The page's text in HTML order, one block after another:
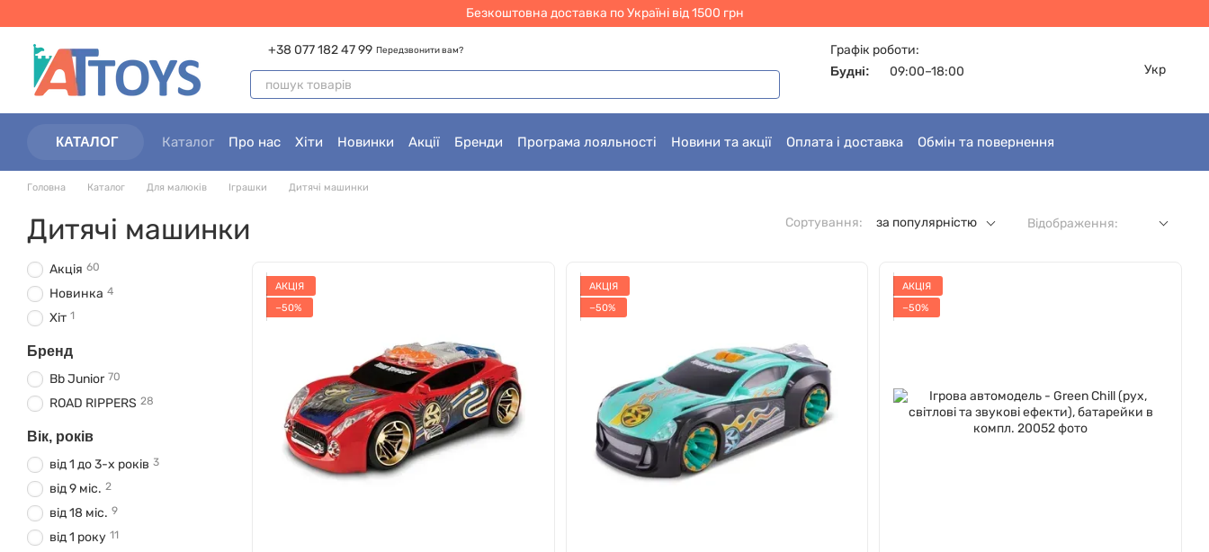
Безкоштовна доставка по Україні від 1500 грн
+38 077 182 47 99 Передзвонити вам? Графік роботи:
Будні: 09:00–18:00 Укр
КАТАЛОГ Каталог Про нас Хіти Новинки Акції Бренди Програма лояльності Новини та акції Оплата і доставка
Обмін та повернення
Головна Каталог Для малюків Іграшки Дитячі машинки
Дитячі машинки Сортування: за популярністю Відображення:
АКЦІЯ
−50%
АКЦІЯ
−50%
АКЦІЯ
−50%
Акція 60
Новинка 4
Хіт 1
Бренд
Bb Junior 70
ROAD RIPPERS 28
Вік, років
від 1 до 3-х років 3
від 9 міс. 2
від 18 міс. 9
від 1 року 11